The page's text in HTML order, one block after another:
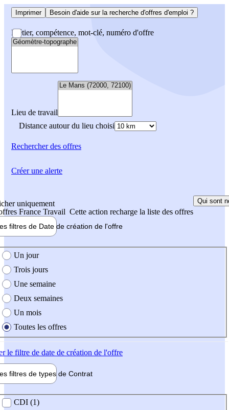
Imprimer Besoin d'aide sur la recherche d'offres d'emploi ?
Métier, compétence, mot-clé, numéro d'offre
Lieu de travail
Distance autour du lieu choisi
Rechercherdes offres
uniquement
France Travail Cette action recharge la liste des offres
Qui sont
filtres de Date de création de l'offre
création de l'offre
Un jour
Trois jours
Une semaine
Deux semaines
Un mois
Toutes les offres
le filtre de date de création de l'offre
filtres de types de Contrat
contrat
CDI (1)
Créer une alerte